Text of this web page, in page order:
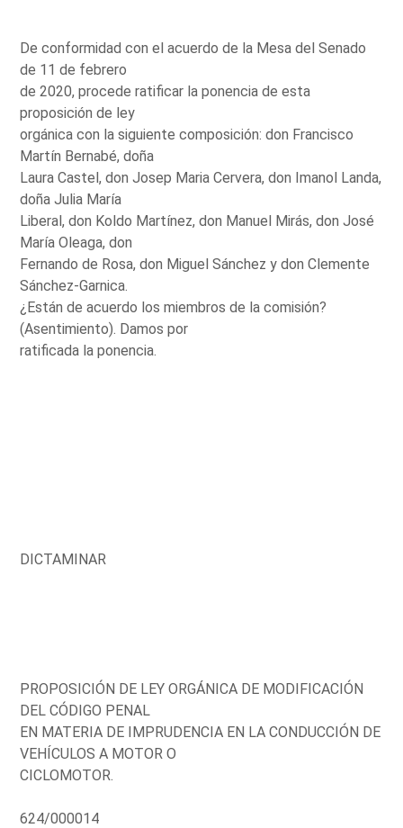
De conformidad con el acuerdo de la Mesa del Senado
de 11 de febrero
de 2020, procede ratificar la ponencia de esta
proposición de ley
orgánica con la siguiente composición: don Francisco
Martín Bernabé, doña
Laura Castel, don Josep Maria Cervera, don Imanol Landa,
doña Julia María
Liberal, don Koldo Martínez, don Manuel Mirás, don José
María Oleaga, don
Fernando de Rosa, don Miguel Sánchez y don Clemente
Sánchez-Garnica.
¿Están de acuerdo los miembros de la comisión?
(Asentimiento). Damos por
ratificada la ponencia.
DICTAMINAR
PROPOSICIÓN DE LEY ORGÁNICA DE MODIFICACIÓN
DEL CÓDIGO PENAL
EN MATERIA DE IMPRUDENCIA EN LA CONDUCCIÓN DE
VEHÍCULOS A MOTOR O
CICLOMOTOR.
624/000014